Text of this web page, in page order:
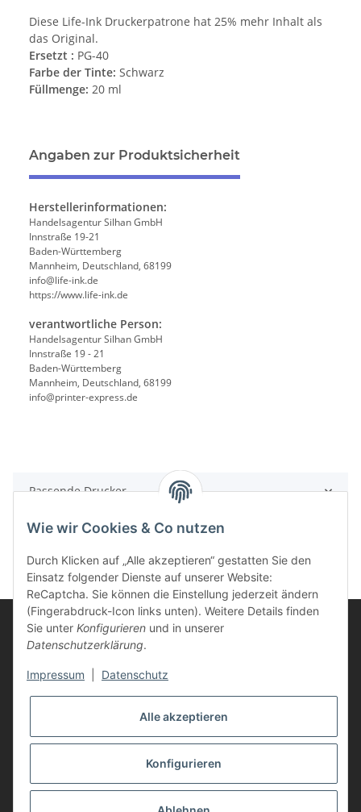
Diese Life-Ink Druckerpatrone hat 25% mehr Inhalt als
das Original.
Ersetzt : PG-40
Farbe der Tinte: Schwarz
Füllmenge: 20 ml
Angaben zur Produktsicherheit
Herstellerinformationen:
Handelsagentur Silhan GmbH
Innstraße 19-21
Baden-Württemberg
Mannheim, Deutschland, 68199
info@life-ink.de
https://www.life-ink.de
verantwortliche Person:
Handelsagentur Silhan GmbH
Innstraße 19 - 21
Baden-Württemberg
Mannheim, Deutschland, 68199
info@printer-express.de
Passende Drucker
Kunden Service
Vertrag widerrufen
* Alle Preise inkl. gesetzlicher USt., zzgl.Versand
Wie wir Cookies & Co nutzen
Durch Klicken auf „Alle akzeptieren“ gestatten Sie den
Einsatz folgender Dienste auf unserer Website:
ReCaptcha. Sie können die Einstellung jederzeit ändern
(Fingerabdruck-Icon links unten). Weitere Details finden
Sie unter Konfigurieren und in unserer
Datenschutzerklärung.
Impressum Datenschutz
Alle akzeptieren
Konfigurieren